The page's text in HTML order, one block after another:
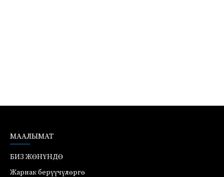
МААЛЫМАТ
БИЗ ЖӨНҮНДӨ
Жарнак берүүчүлөргө